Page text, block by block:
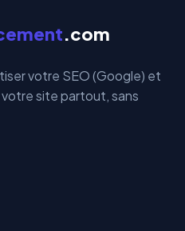
.com
votre SEO (Google) et
site partout, sans